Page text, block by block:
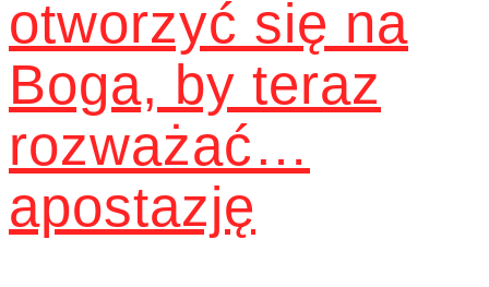
otworzyć się na
Boga, by teraz
rozważać…
apostazję